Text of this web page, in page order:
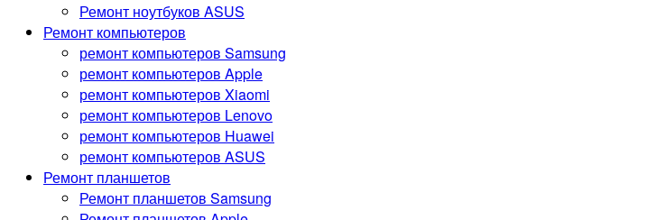
Ремонт ноутбуков ASUS
Ремонт компьютеров
ремонт компьютеров Samsung
ремонт компьютеров Apple
ремонт компьютеров Xiaomi
ремонт компьютеров Lenovo
ремонт компьютеров Huawei
ремонт компьютеров ASUS
Ремонт планшетов
Ремонт планшетов Samsung